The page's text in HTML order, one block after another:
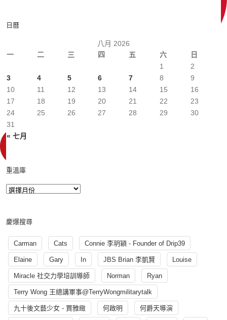
日曆
八月 2026
一
二 三 四 五 六 日
« 七月
1
2
3
4 5 6 7 8
9
10
11 12 13 14 15
16
17
18 19 20 21 22
23
24
25 26 27 28 29
30
31
重溫庫
慶爆搜尋
Carman Cats Connie 李玥穎 - Founder of Drip39
Elaine Gary In JBS Brian 李凱賢 Louise
Miracle 社交力學培訓導師 Norman Ryan
Terry Wong 王總講軍事@TerryWongmilitarytalk
九十後文藝少女 - 賈雅緻 何啟明 何爵天導演